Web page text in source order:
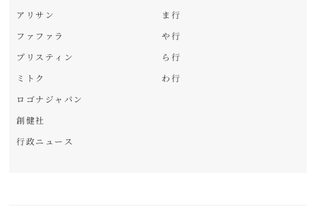
アリサン
ファファラ
プリスティン
ミトク
ロゴナジャパン
創健社
行政ニュース
ま行
や行
ら行
わ行